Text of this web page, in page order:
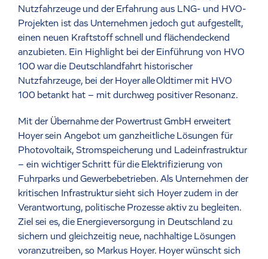
Nutzfahrzeuge und der Erfahrung aus LNG- und HVO-
Projekten ist das Unternehmen jedoch gut aufgestellt,
einen neuen Kraftstoff schnell und flächendeckend
anzubieten. Ein Highlight bei der Einführung von HVO
100 war die Deutschlandfahrt historischer
Nutzfahrzeuge, bei der Hoyer alle Oldtimer mit HVO
100 betankt hat – mit durchweg positiver Resonanz.
Mit der Übernahme der Powertrust GmbH erweitert
Hoyer sein Angebot um ganzheitliche Lösungen für
Photovoltaik, Stromspeicherung und Ladeinfrastruktur
– ein wichtiger Schritt für die Elektrifizierung von
Fuhrparks und Gewerbebetrieben. Als Unternehmen der
kritischen Infrastruktur sieht sich Hoyer zudem in der
Verantwortung, politische Prozesse aktiv zu begleiten.
Ziel sei es, die Energieversorgung in Deutschland zu
sichern und gleichzeitig neue, nachhaltige Lösungen
voranzutreiben, so Markus Hoyer. Hoyer wünscht sich